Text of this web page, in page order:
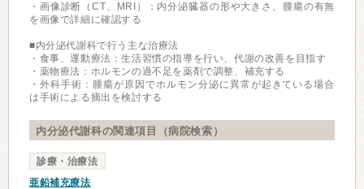
・画像診断（CT、MRI）：内分泌臓器の形や大きさ、腫瘍の有無
を画像で詳細に確認する
■内分泌代謝科で行う主な治療法
・食事、運動療法：生活習慣の指導を行い、代謝の改善を目指す
・薬物療法：ホルモンの過不足を薬剤で調整、補充する
・外科手術：腫瘍が原因でホルモン分泌に異常が起きている場合
は手術による摘出を検討する
内分泌代謝科の関連項目（病院検索）
診療・治療法
亜鉛補充療法